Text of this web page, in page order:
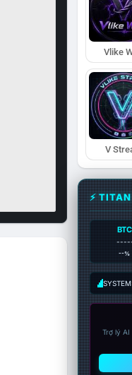
Vlike
V
⚡
BTC
--%
Trợ lý